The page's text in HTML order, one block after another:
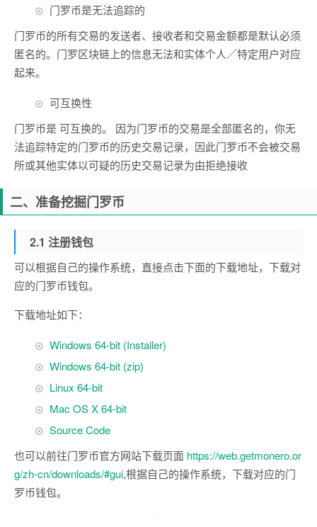
门罗币是无法追踪的
门罗币的所有交易的发送者、接收者和交易金额都是默认必须
匿名的。门罗区块链上的信息无法和实体个人／特定用户对应
起来。
可互换性
门罗币是 可互换的。 因为门罗币的交易是全部匿名的，你无
法追踪特定的门罗币的历史交易记录，因此门罗币不会被交易
所或其他实体以可疑的历史交易记录为由拒绝接收
二、准备挖掘门罗币
2.1 注册钱包
可以根据自己的操作系统，直接点击下面的下载地址，下载对
应的门罗币钱包。
下载地址如下：
Windows 64-bit (Installer)
Windows 64-bit (zip)
Linux 64-bit
Mac OS X 64-bit
Source Code
也可以前往门罗币官方网站下载页面 https://web.getmonero.or
g/zh-cn/downloads/#gui,根据自己的操作系统，下载对应的门
罗币钱包。